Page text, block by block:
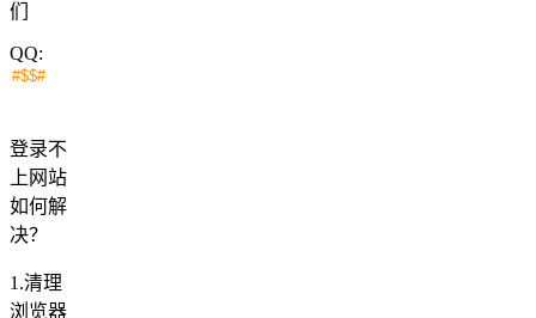
们
QQ:
登录不
上网站
如何解
决？
1.清理
浏览器